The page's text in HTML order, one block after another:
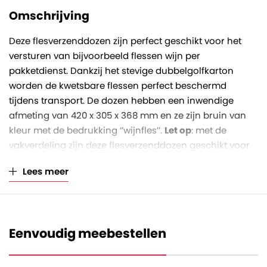
Omschrijving
Deze flesverzenddozen zijn perfect geschikt voor het
versturen van bijvoorbeeld flessen wijn per
pakketdienst. Dankzij het stevige dubbelgolfkarton
worden de kwetsbare flessen perfect beschermd
tijdens transport. De dozen hebben een inwendige
afmeting van 420 x 305 x 368 mm en ze zijn bruin van
kleur met de bedrukking ‘’wijnfles’’. Let op: met de
vakverdeling zijn deze flesverzenddozen geschikt voor
zijn binnen een handomdraai in elkaar te zetten. Sluiten
kan gemakkelijk met tape. Ze zijn gebundeld per 5 stuks
en de inlay wordt erbij geleverd.
Lees meer
Eenvoudig meebestellen